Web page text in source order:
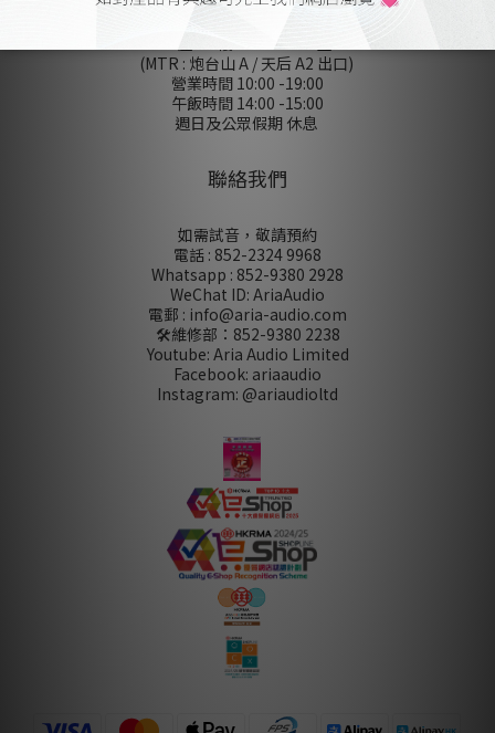
B 座 10 樓 1010-1012 室
(MTR : 炮台山 A / 天后 A2 出口)
營業時間 10:00 -19:00
午飯時間 14:00 -15:00
週日及公眾假期 休息
聯絡我們
如需試音，敬請預約
電話 : 852-2324 9968
Whatsapp : 852-9380 2928
WeChat ID: AriaAudio
電郵 : info@aria-audio.com
🛠️維修部： 852-9380 2238
Youtube: Aria Audio Limited
Facebook: ariaaudio
Instagram: @ariaudioltd